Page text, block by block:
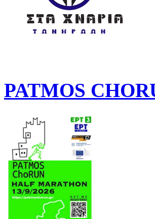
PATMOS